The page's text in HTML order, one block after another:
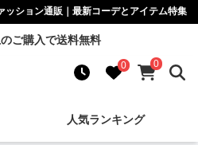
ッション通販｜最新コーデとアイテム特集
ご購入で送料無料
0 0
人気ランキング